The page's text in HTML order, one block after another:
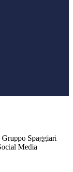
Spaggiari
Media